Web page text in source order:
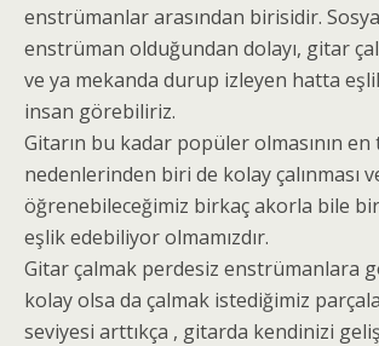
enstrümanlar arasından birisidir.
enstrüman olduğundan dolayı, gitar
ve ya mekanda durup izleyen hatta
insan görebiliriz.
Gitarın bu kadar popüler olmasının en
nedenlerinden biri de kolay çalınması
öğrenebileceğimiz birkaç akorla bile
eşlik edebiliyor olmamızdır.
Gitar çalmak perdesiz enstrümanlara
kolay olsa da çalmak istediğimiz
seviyesi arttıkça , gitarda kendinizi